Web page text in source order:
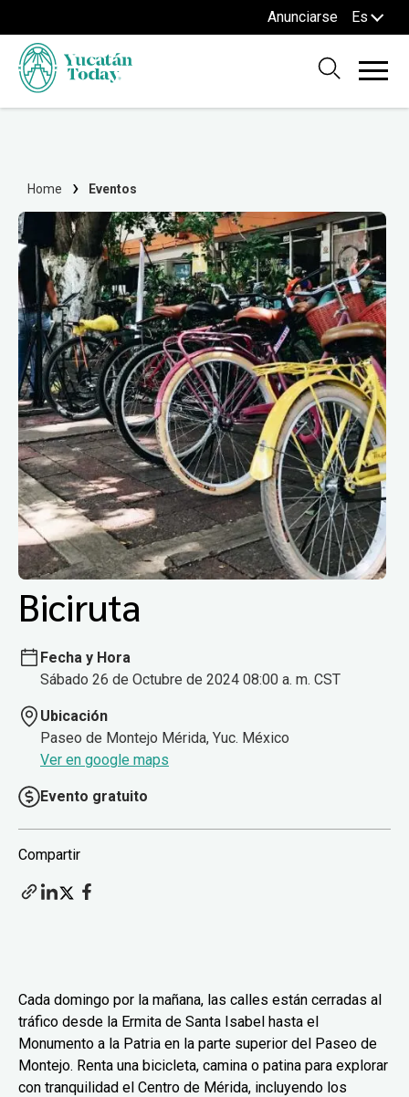
Anunciarse Es
Home Eventos
Biciruta
Fecha y Hora
Sábado 26 de Octubre de 2024 08:00 a. m. CST
Ubicación
Paseo de Montejo Mérida, Yuc. México
Ver en google maps
Evento gratuito
Compartir
Cada domingo por la mañana, las calles están cerradas al
tráfico desde la Ermita de Santa Isabel hasta el
Monumento a la Patria en la parte superior del Paseo de
Montejo. Renta una bicicleta, camina o patina para explorar
con tranquilidad el Centro de Mérida, incluyendo los